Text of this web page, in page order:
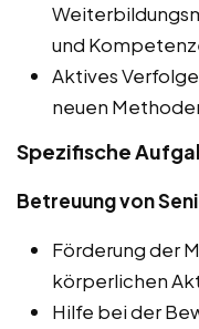
und
Aktives
neuen
Spezifische
Betreuung von
Förderung der
körperlichen
Hilfe bei der